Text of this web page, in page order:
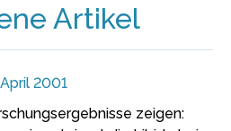
Artikel
2001
zeigen: